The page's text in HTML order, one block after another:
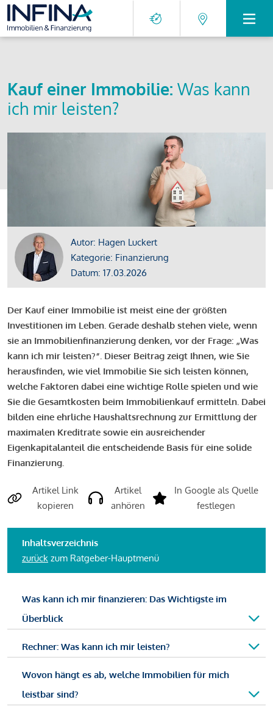
Kauf einer Immobilie: Was kann
ich mir leisten?
Autor: Hagen Luckert
Kategorie: Finanzierung
Datum: 17.03.2026
Der Kauf einer Immobilie ist meist eine der größten
Investitionen im Leben. Gerade deshalb stehen viele, wenn
sie an Immobilienfinanzierung denken, vor der Frage: „Was
kann ich mir leisten?“. Dieser Beitrag zeigt Ihnen, wie Sie
herausfinden, wie viel Immobilie Sie sich leisten können,
welche Faktoren dabei eine wichtige Rolle spielen und wie
Sie die Gesamtkosten beim Immobilienkauf ermitteln. Dabei
bilden eine ehrliche Haushaltsrechnung zur Ermittlung der
maximalen Kreditrate sowie ein ausreichender
Eigenkapitalanteil die entscheidende Basis für eine solide
Finanzierung.
Artikel Link
kopieren
Artikel
anhören
In Google als Quelle
festlegen
Inhaltsverzeichnis
zurück zum Ratgeber-Hauptmenü
Was kann ich mir finanzieren: Das Wichtigste im
Überblick
Rechner: Was kann ich mir leisten?
Wovon hängt es ab, welche Immobilien für mich
leistbar sind?